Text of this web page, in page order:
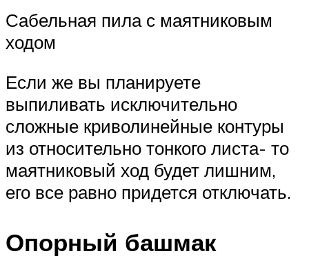
Сабельная пила с маятниковым
ходом
Если же вы планируете
выпиливать исключительно
сложные криволинейные контуры
из относительно тонкого листа- то
маятниковый ход будет лишним,
его все равно придется отключать.
Опорный башмак